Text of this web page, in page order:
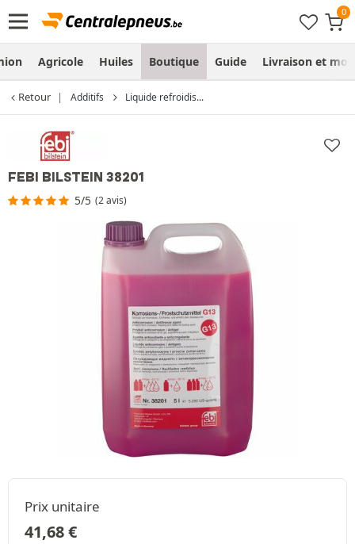
Agricole Huiles Boutique Guide Livraison et
Retour Additifs Liquide refroidis...
FEBI BILSTEIN 38201
5/5 (2 avis)
Prix unitaire
41,68€